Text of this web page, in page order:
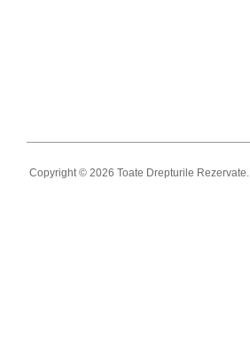
Copyright © 2026 Toate Drepturile Rezervate.